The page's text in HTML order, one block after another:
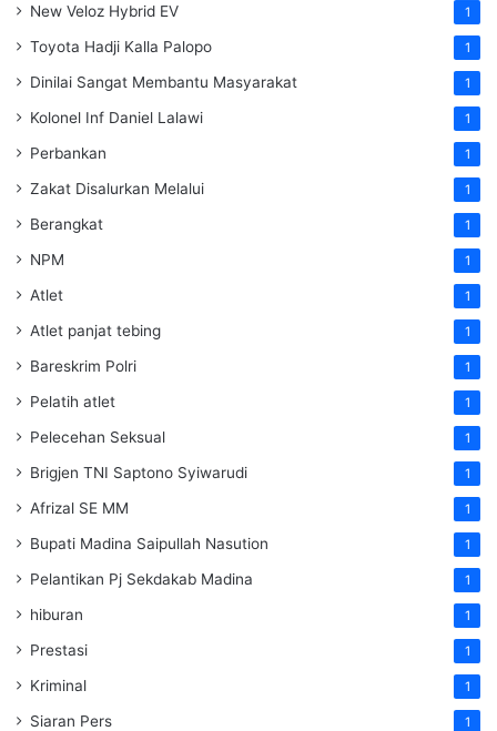
New Veloz Hybrid EV 1
Toyota Hadji Kalla Palopo 1
Dinilai Sangat Membantu Masyarakat 1
Kolonel Inf Daniel Lalawi 1
Perbankan 1
Zakat Disalurkan Melalui 1
Berangkat 1
NPM 1
Atlet 1
Atlet panjat tebing 1
Bareskrim Polri 1
Pelatih atlet 1
Pelecehan Seksual 1
Brigjen TNI Saptono Syiwarudi 1
Afrizal SE MM 1
Bupati Madina Saipullah Nasution 1
Pelantikan Pj Sekdakab Madina 1
hiburan 1
Prestasi 1
Kriminal 1
Siaran Pers 1